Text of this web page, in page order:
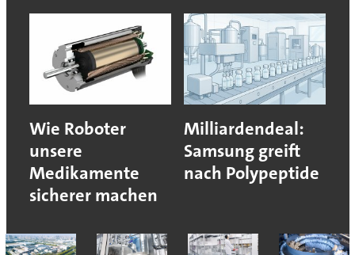
Wie Roboter
unsere
Medikamente
sicherer machen
Milliardendeal:
Samsung greift
nach Polypeptide